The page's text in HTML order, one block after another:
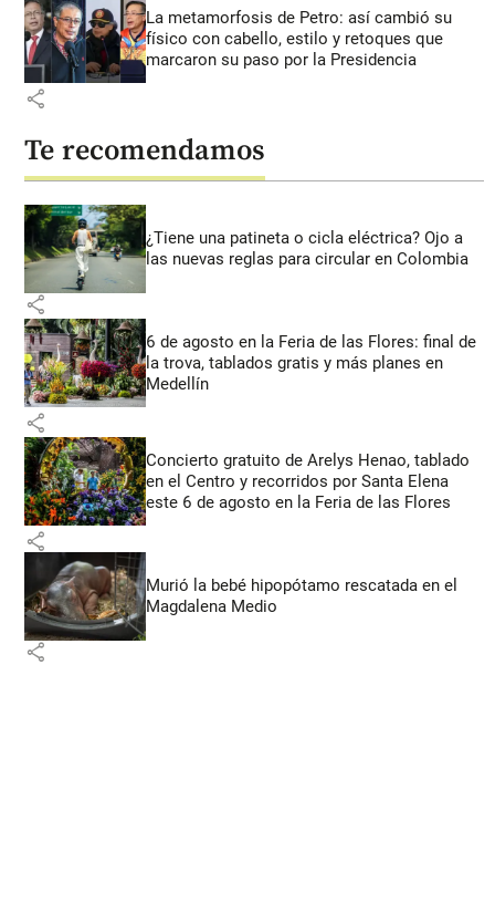
La metamorfosis de Petro: así cambió su
físico con cabello, estilo y retoques que
marcaron su paso por la Presidencia
share
Te recomendamos
¿Tiene una patineta o cicla eléctrica? Ojo a
las nuevas reglas para circular en Colombia
share
6 de agosto en la Feria de las Flores: final de
la trova, tablados gratis y más planes en
Medellín
share
Concierto gratuito de Arelys Henao, tablado
en el Centro y recorridos por Santa Elena
este 6 de agosto en la Feria de las Flores
share
Murió la bebé hipopótamo rescatada en el
Magdalena Medio
share